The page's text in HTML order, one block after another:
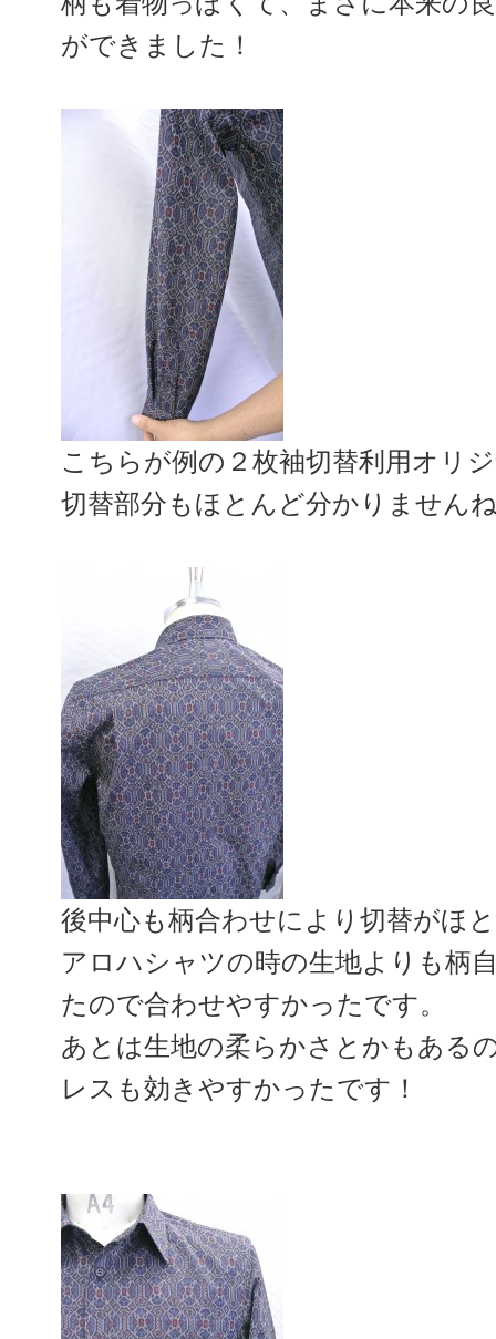
ができました！
こちらが例の２枚袖切替利用オリ
切替部分もほとんど分かりません
後中心も柄合わせにより切替がほ
アロハシャツの時の生地よりも柄
たので合わせやすかったです。
あとは生地の柔らかさとかもある
レスも効きやすかったです！